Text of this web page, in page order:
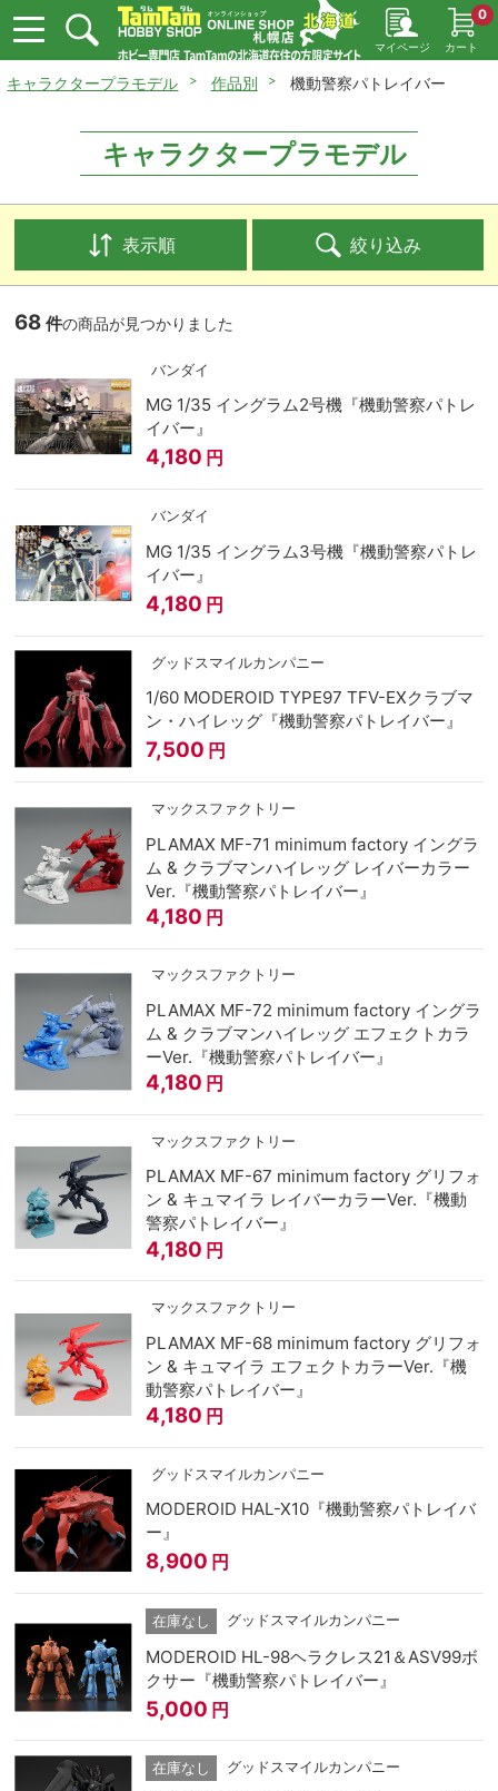
マイページ カート
0
キャラクタープラモデル 作品別 機動警察パトレイバー
キャラクタープラモデル
表示順 絞り込み
68 件の商品が見つかりました
バンダイ
MG 1/35 イングラム2号機『機動警察パトレ
イバー』
4,180 円
バンダイ
MG 1/35 イングラム3号機『機動警察パトレ
イバー』
4,180 円
グッドスマイルカンパニー
1/60 MODEROID TYPE97 TFV-EXクラブマ
ン・ハイレッグ『機動警察パトレイバー』
7,500 円
マックスファクトリー
PLAMAX MF-71 minimum factory イングラ
ム & クラブマンハイレッグ レイバーカラー
Ver.『機動警察パトレイバー』
4,180 円
マックスファクトリー
PLAMAX MF-72 minimum factory イングラ
ム & クラブマンハイレッグ エフェクトカラ
ーVer.『機動警察パトレイバー』
4,180 円
マックスファクトリー
PLAMAX MF-67 minimum factory グリフォ
ン & キュマイラ レイバーカラーVer.『機動
警察パトレイバー』
4,180 円
マックスファクトリー
PLAMAX MF-68 minimum factory グリフォ
ン & キュマイラ エフェクトカラーVer.『機
動警察パトレイバー』
4,180 円
グッドスマイルカンパニー
MODEROID HAL-X10『機動警察パトレイバ
ー』
8,900 円
在庫なし グッドスマイルカンパニー
MODEROID HL-98ヘラクレス21＆ASV99ボ
クサー『機動警察パトレイバー』
5,000 円
在庫なし グッドスマイルカンパニー